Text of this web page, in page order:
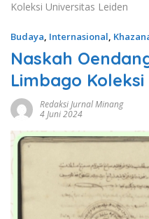
Koleksi Universitas Leiden
Budaya, Internasional,
Naskah
Limbago
Redaksi Jurnal Minang
4 Juni 2024